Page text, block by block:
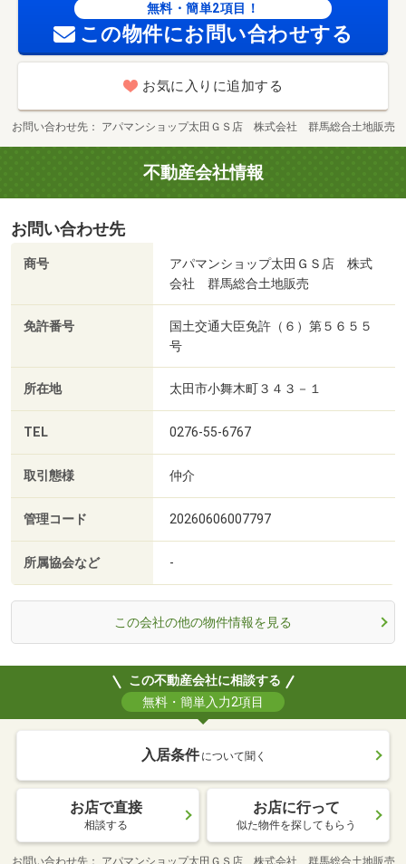
無料・簡単2項目！
この物件にお問い合わせする
お気に入りに追加する
お問い合わせ先 アパマンショップ太田ＧＳ店 株式会社 群馬総合土地販売
不動産会社情報
お問い合わせ先
商号
アパマンショップ太田ＧＳ店 株式
会社 群馬総合土地販売
免許番号
国土交通大臣免許（６）第５６５５
号
所在地 太田市小舞木町３４３－１
TEL 0276-55-6767
取引態様 仲介
管理コード 20260606007797
所属協会など -
この会社の他の物件情報を見る
この不動産会社に相談する
無料・簡単入力2項目
入居条件 について聞く
お店で直接
相談する
お店に行って
似た物件を探してもらう